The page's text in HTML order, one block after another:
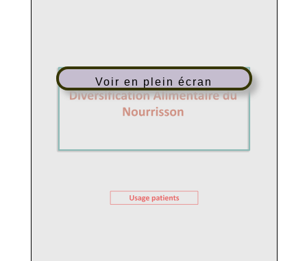
Voir en plein écran